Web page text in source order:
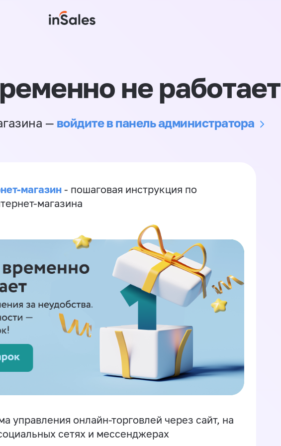
не работает
— войдите в панель администратора
магазин - пошаговая инструкция по
магазина
управления онлайн-торговлей через сайт, на
сетях и мессенджерах